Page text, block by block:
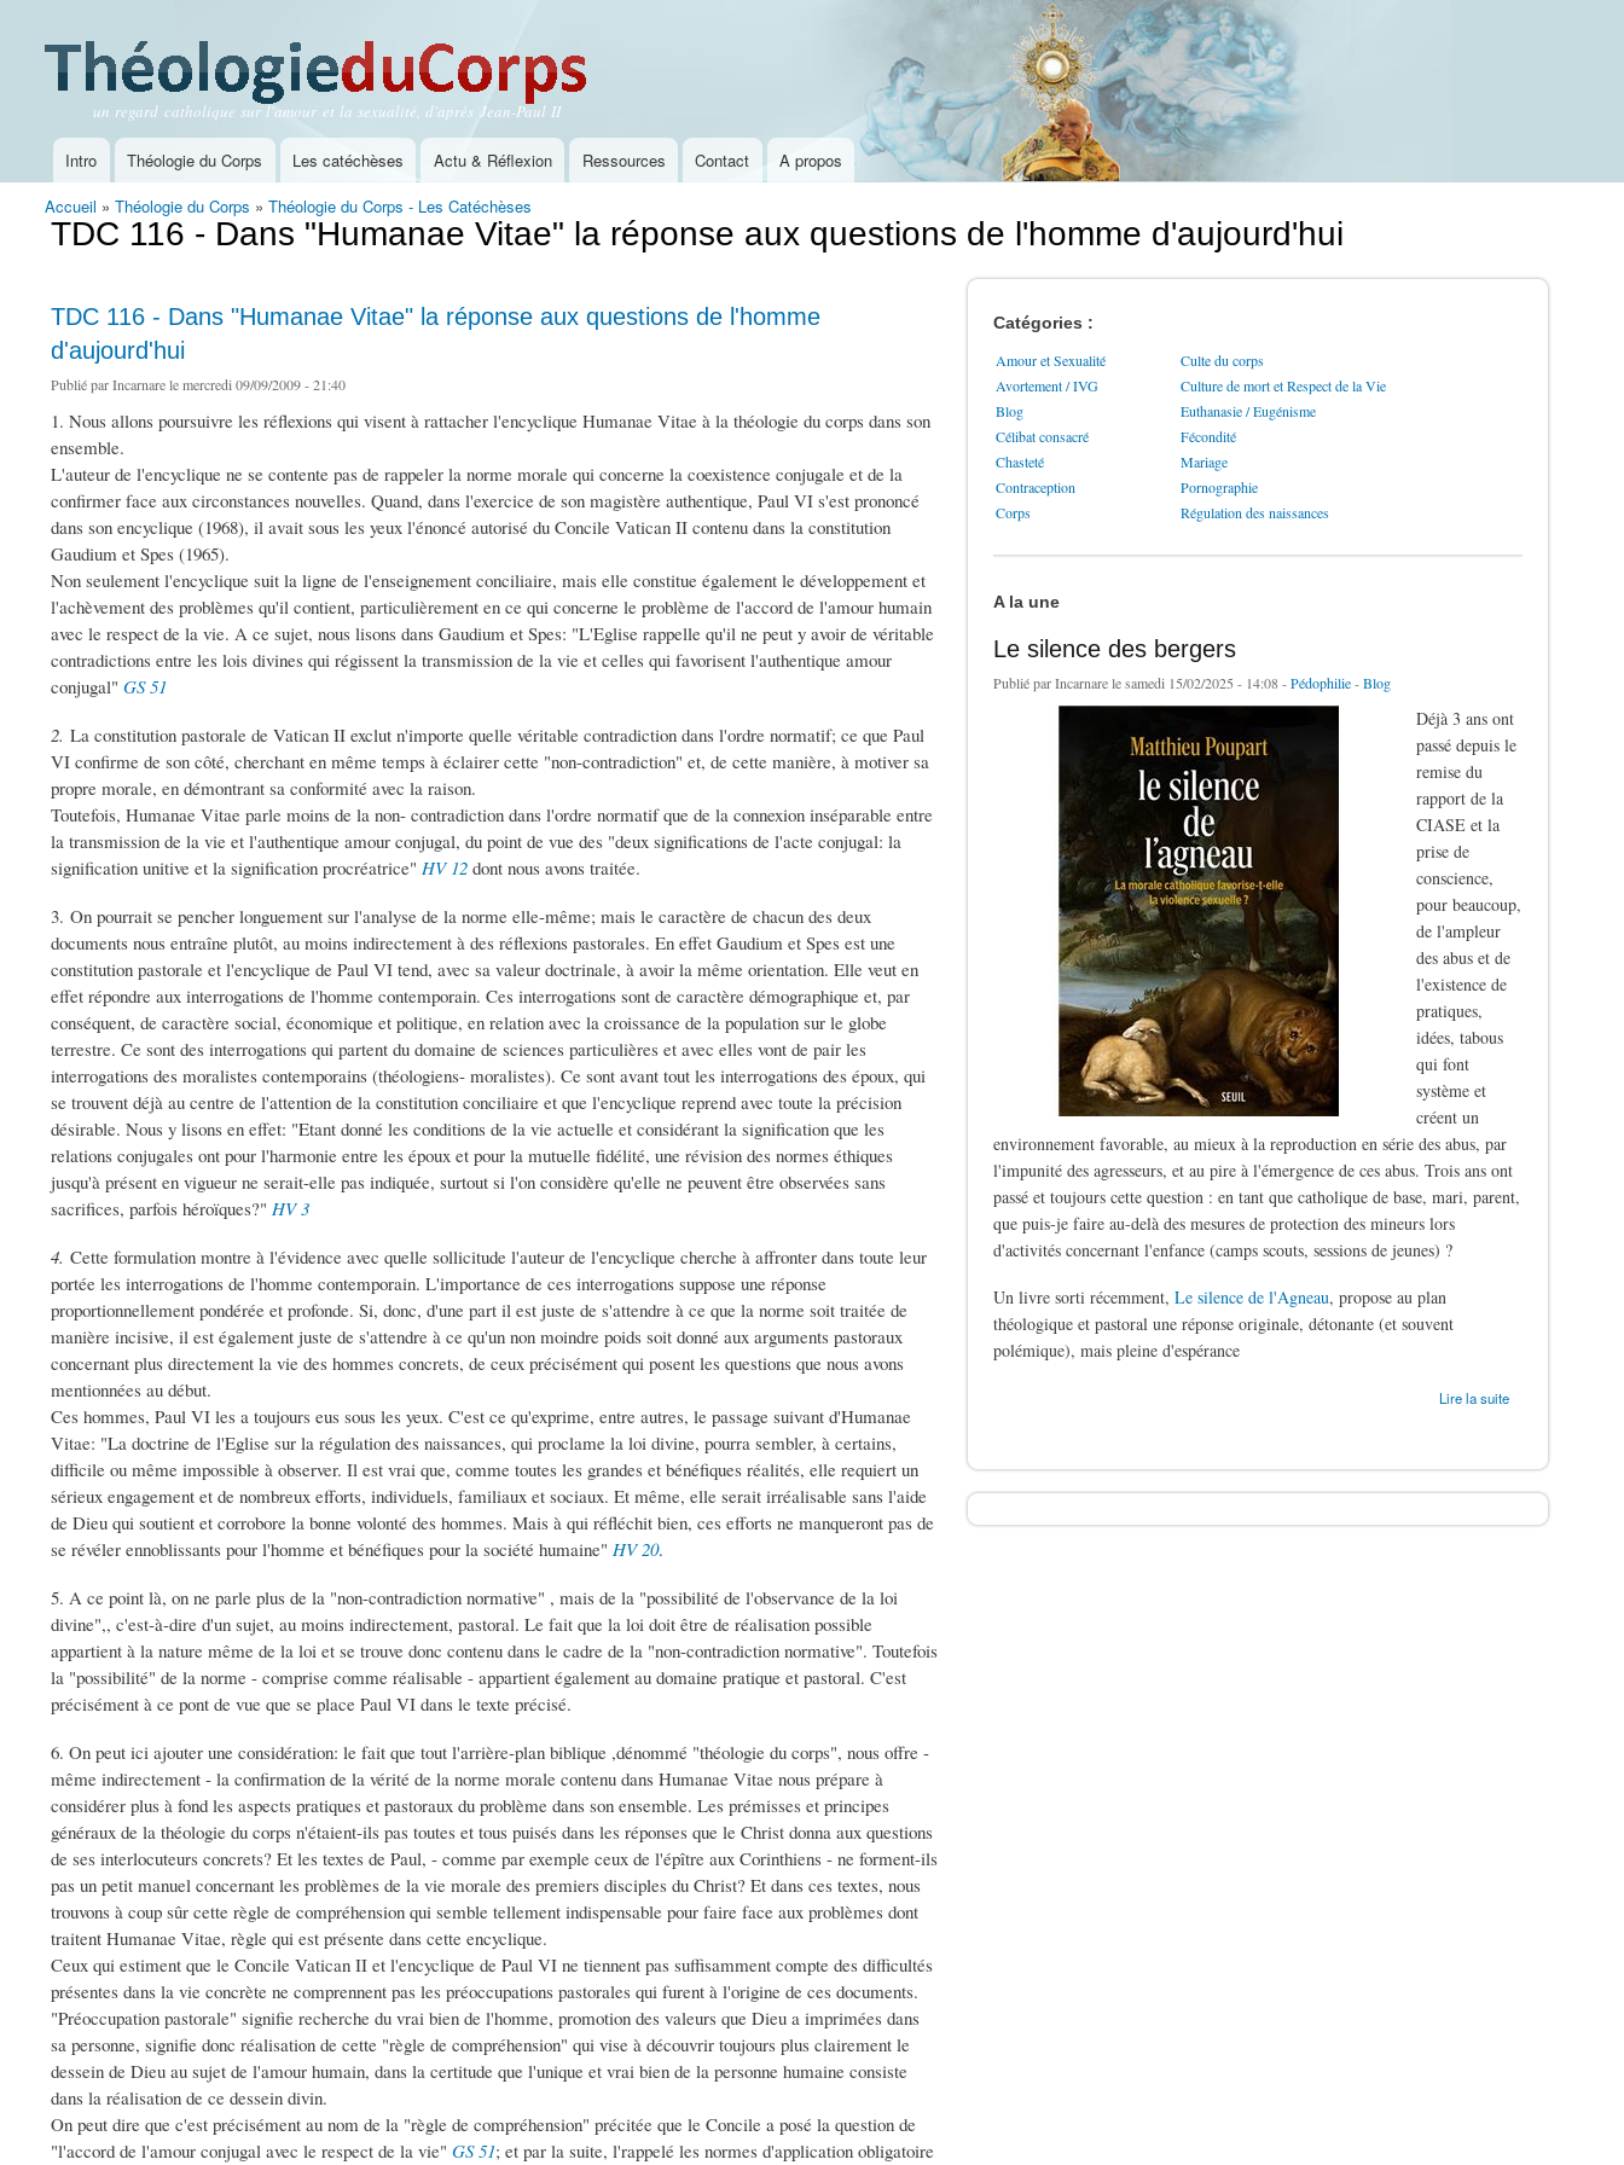
Théologie du Corps
un regard catholique sur l'amour et la sexualité, d'après Jean-Paul II
Menu principal
Intro Théologie du Corps Les catéchèses Actu & Réflexion Ressources Contact A propos
Vous êtes ici
Accueil » Théologie du Corps » Théologie du Corps - Les Catéchèses
TDC 116 - Dans "Humanae Vitae" la réponse aux questions de l'homme d'aujourd'hui
TDC 116 - Dans "Humanae Vitae" la réponse aux questions de l'homme
d'aujourd'hui
Publié parIncarnarele mercredi 09/09/2009 - 21:40
1. Nous allons poursuivre les réflexions qui visent à rattacher l'encyclique Humanae Vitae à la théologie du corps dans son
ensemble.
L'auteur de l'encyclique ne se contente pas de rappeler la norme morale qui concerne la coexistence conjugale et de la
confirmer face aux circonstances nouvelles. Quand, dans l'exercice de son magistère authentique, Paul VI s'est prononcé
dans son encyclique (1968), il avait sous les yeux l'énoncé autorisé du Concile Vatican II contenu dans la constitution
Gaudium et Spes (1965).
Non seulement l'encyclique suit la ligne de l'enseignement conciliaire, mais elle constitue également le développement et
l'achèvement des problèmes qu'il contient, particulièrement en ce qui concerne le problème de l'accord de l'amour humain
avec le respect de la vie. A ce sujet, nous lisons dans Gaudium et Spes: "L'Eglise rappelle qu'il ne peut y avoir de véritable
contradictions entre les lois divines qui régissent la transmission de la vie et celles qui favorisent l'authentique amour
conjugal" GS 51
2. La constitution pastorale de Vatican II exclut n'importe quelle véritable contradiction dans l'ordre normatif; ce que Paul
VI confirme de son côté, cherchant en même temps à éclairer cette "non-contradiction" et, de cette manière, à motiver sa
propre morale, en démontrant sa conformité avec la raison.
Toutefois, Humanae Vitae parle moins de la non- contradiction dans l'ordre normatif que de la connexion inséparable entre
la transmission de la vie et l'authentique amour conjugal, du point de vue des "deux significations de l'acte conjugal: la
signification unitive et la signification procréatrice" HV 12 dont nous avons traitée.
3. On pourrait se pencher longuement sur l'analyse de la norme elle-même; mais le caractère de chacun des deux
documents nous entraîne plutôt, au moins indirectement à des réflexions pastorales. En effet Gaudium et Spes est une
constitution pastorale et l'encyclique de Paul VI tend, avec sa valeur doctrinale, à avoir la même orientation. Elle veut en
effet répondre aux interrogations de l'homme contemporain. Ces interrogations sont de caractère démographique et, par
conséquent, de caractère social, économique et politique, en relation avec la croissance de la population sur le globe
terrestre. Ce sont des interrogations qui partent du domaine de sciences particulières et avec elles vont de pair les
interrogations des moralistes contemporains (théologiens- moralistes). Ce sont avant tout les interrogations des époux, qui
se trouvent déjà au centre de l'attention de la constitution conciliaire et que l'encyclique reprend avec toute la précision
désirable. Nous y lisons en effet: "Etant donné les conditions de la vie actuelle et considérant la signification que les
relations conjugales ont pour l'harmonie entre les époux et pour la mutuelle fidélité, une révision des normes éthiques
jusqu'à présent en vigueur ne serait-elle pas indiquée, surtout si l'on considère qu'elle ne peuvent être observées sans
sacrifices, parfois héroïques?" HV 3
4. Cette formulation montre à l'évidence avec quelle sollicitude l'auteur de l'encyclique cherche à affronter dans toute leur
portée les interrogations de l'homme contemporain. L'importance de ces interrogations suppose une réponse
proportionnellement pondérée et profonde. Si, donc, d'une part il est juste de s'attendre à ce que la norme soit traitée de
manière incisive, il est également juste de s'attendre à ce qu'un non moindre poids soit donné aux arguments pastoraux
concernant plus directement la vie des hommes concrets, de ceux précisément qui posent les questions que nous avons
mentionnées au début.
Ces hommes, Paul VI les a toujours eus sous les yeux. C'est ce qu'exprime, entre autres, le passage suivant d'Humanae
Vitae: "La doctrine de l'Eglise sur la régulation des naissances, qui proclame la loi divine, pourra sembler, à certains,
difficile ou même impossible à observer. Il est vrai que, comme toutes les grandes et bénéfiques réalités, elle requiert un
sérieux engagement et de nombreux efforts, individuels, familiaux et sociaux. Et même, elle serait irréalisable sans l'aide
de Dieu qui soutient et corrobore la bonne volonté des hommes. Mais à qui réfléchit bien, ces efforts ne manqueront pas de
se révéler ennoblissants pour l'homme et bénéfiques pour la société humaine" HV 20.
5. A ce point là, on ne parle plus de la "non-contradiction normative" , mais de la "possibilité de l'observance de la loi
divine",, c'est-à-dire d'un sujet, au moins indirectement, pastoral. Le fait que la loi doit être de réalisation possible
appartient à la nature même de la loi et se trouve donc contenu dans le cadre de la "non-contradiction normative". Toutefois
la "possibilité" de la norme - comprise comme réalisable - appartient également au domaine pratique et pastoral. C'est
précisément à ce pont de vue que se place Paul VI dans le texte précisé.
6. On peut ici ajouter une considération: le fait que tout l'arrière-plan biblique ,dénommé "théologie du corps", nous offre -
même indirectement - la confirmation de la vérité de la norme morale contenu dans Humanae Vitae nous prépare à
considérer plus à fond les aspects pratiques et pastoraux du problème dans son ensemble. Les prémisses et principes
généraux de la théologie du corps n'étaient-ils pas toutes et tous puisés dans les réponses que le Christ donna aux questions
de ses interlocuteurs concrets? Et les textes de Paul, - comme par exemple ceux de l'épître aux Corinthiens - ne forment-ils
pas un petit manuel concernant les problèmes de la vie morale des premiers disciples du Christ? Et dans ces textes, nous
trouvons à coup sûr cette règle de compréhension qui semble tellement indispensable pour faire face aux problèmes dont
traitent Humanae Vitae, règle qui est présente dans cette encyclique.
Ceux qui estiment que le Concile Vatican II et l'encyclique de Paul VI ne tiennent pas suffisamment compte des difficultés
présentes dans la vie concrète ne comprennent pas les préoccupations pastorales qui furent à l'origine de ces documents.
"Préoccupation pastorale" signifie recherche du vrai bien de l'homme, promotion des valeurs que Dieu a imprimées dans
sa personne, signifie donc réalisation de cette "règle de compréhension" qui vise à découvrir toujours plus clairement le
dessein de Dieu au sujet de l'amour humain, dans la certitude que l'unique et vrai bien de la personne humaine consiste
dans la réalisation de ce dessein divin.
On peut dire que c'est précisément au nom de la "règle de compréhension" précitée que le Concile a posé la question de
"l'accord de l'amour conjugal avec le respect de la vie" GS 51; et par la suite, l'rappelé les normes d'application obligatoire
Catégories :
Amour et Sexualité
Culte du corps
Avortement / IVG
Culture de mort et Respect de la Vie
Blog
Euthanasie / Eugénisme
Célibat consacré
Fécondité
Chasteté
Mariage
Contraception
Pornographie
Corps
Régulation des naissances
A la une
Le silence des bergers
Publié parIncarnarele samedi 15/02/2025 - 14:08 -Pédophilie-Blog
Déjà 3 ans ont
passé depuis le
remise du
rapport de la
CIASE et la
prise de
conscience,
pour beaucoup,
de l'ampleur
des abus et de
l'existence de
pratiques,
idées, tabous
qui font
système et
créent un
environnement favorable, au mieux à la reproduction en série des abus, par
l'impunité des agresseurs, et au pire à l'émergence de ces abus. Trois ans ont
passé et toujours cette question : en tant que catholique de base, mari, parent,
que puis-je faire au-delà des mesures de protection des mineurs lors
d'activités concernant l'enfance (camps scouts, sessions de jeunes) ?
Un livre sorti récemment,Le silence de l'Agneau, propose au plan
théologique et pastoral une réponse originale, détonante (et souvent
polémique), mais pleine d'espérance
Lire la suite